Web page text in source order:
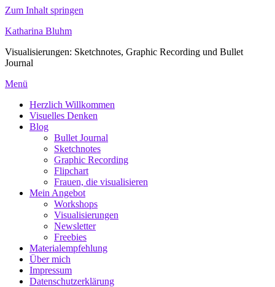
Zum Inhalt springen
Katharina Bluhm
Visualisierungen: Sketchnotes, Graphic Recording und Bullet
Journal
Menü
Herzlich Willkommen
Visuelles Denken
Blog
Bullet Journal
Sketchnotes
Graphic Recording
Flipchart
Frauen, die visualisieren
Mein Angebot
Workshops
Visualisierungen
Newsletter
Freebies
Materialempfehlung
Über mich
Impressum
Datenschutzerklärung